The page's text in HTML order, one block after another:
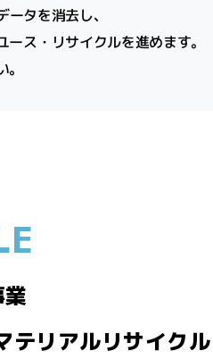
タを消去し、
ス・リサイクルを進めます。
テリアルリサイクル